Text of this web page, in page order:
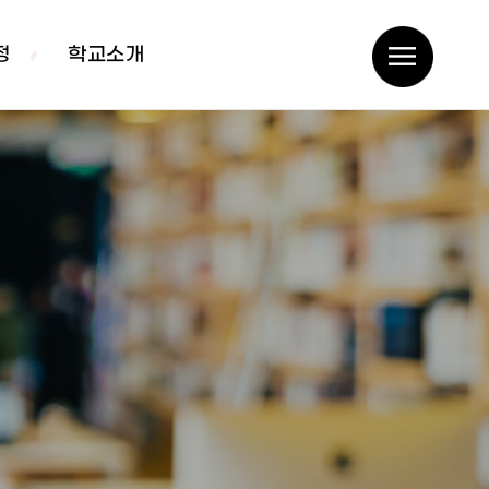
학교소개